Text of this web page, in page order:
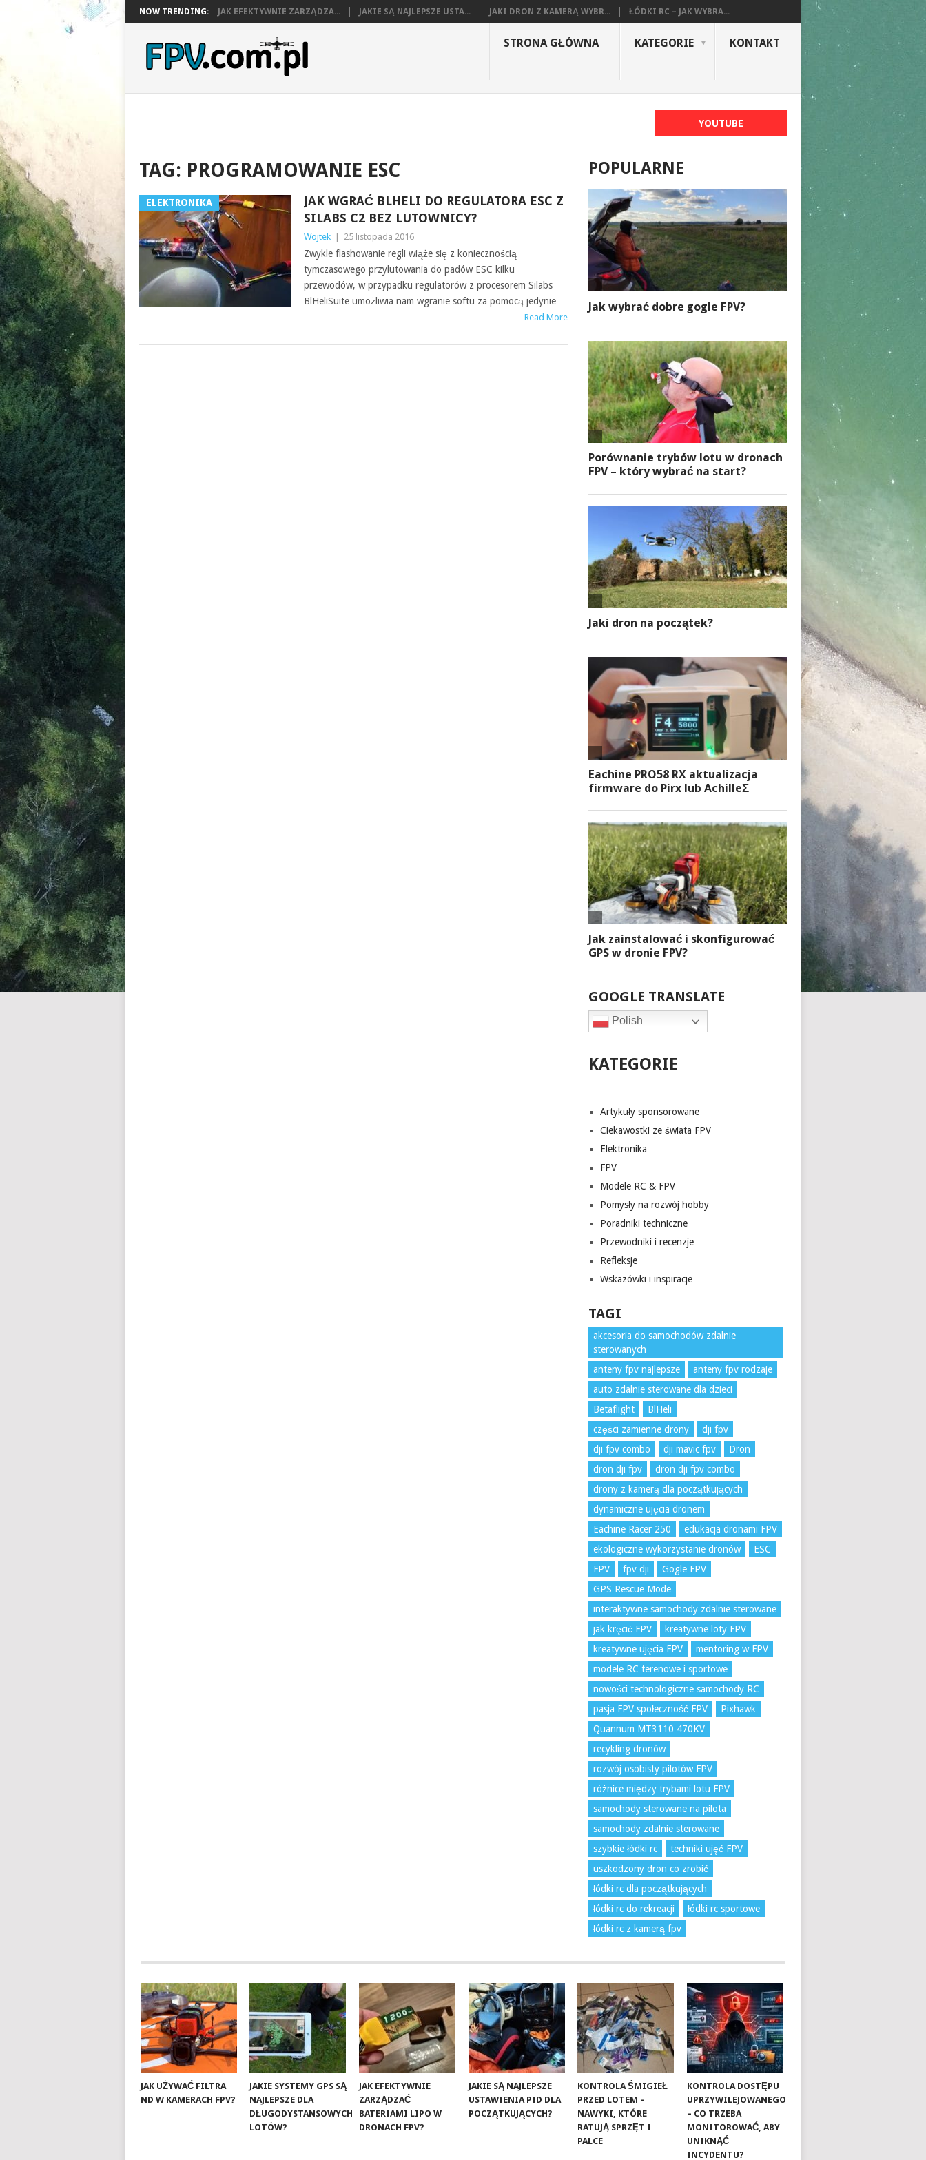
NOW TRENDING: JAK EFEKTYWNIE ZARZĄDZA... JAKIE SĄ NAJLEPSZE USTA... JAKI DRON Z KAMERĄ WYBR... ŁÓDKI RC – JAK WYBRA...
STRONA GŁÓWNA KATEGORIE KONTAKT
YOUTUBE
TAG: PROGRAMOWANIE ESC
ELEKTRONIKA
JAK WGRAĆ BLHELI DO REGULATORA ESC Z
SILABS C2 BEZ LUTOWNICY?
Wojtek 25 listopada 2016
Zwykle flashowanie regli wiąże się z koniecznością
tymczasowego przylutowania do padów ESC kilku
przewodów, w przypadku regulatorów z procesorem Silabs
BlHeliSuite umożliwia nam wgranie softu za pomocą jedynie
Read More
POPULARNE
GOOGLE TRANSLATE
Polish
KATEGORIE
Artykuły sponsorowane
Ciekawostki ze świata FPV
Elektronika
FPV
Modele RC & FPV
Pomysły na rozwój hobby
Poradniki techniczne
Przewodniki i recenzje
Refleksje
Wskazówki i inspiracje
TAGI
akcesoria do samochodów zdalnie
sterowanych
anteny fpv najlepsze
anteny fpv rodzaje
auto zdalnie sterowane dla dzieci
Betaflight
BlHeli
części zamienne drony
dji fpv
dji fpv combo
dji mavic fpv
Dron
dron dji fpv
dron dji fpv combo
drony z kamerą dla początkujących
dynamiczne ujęcia dronem
Eachine Racer 250
edukacja dronami FPV
ekologiczne wykorzystanie dronów
ESC
FPV
fpv dji
Gogle FPV
GPS Rescue Mode
interaktywne samochody zdalnie sterowane
jak kręcić FPV
kreatywne loty FPV
kreatywne ujęcia FPV
mentoring w FPV
modele RC terenowe i sportowe
nowości technologiczne samochody RC
pasja FPV społeczność FPV
Pixhawk
Quannum MT3110 470KV
recykling dronów
rozwój osobisty pilotów FPV
różnice między trybami lotu FPV
samochody sterowane na pilota
samochody zdalnie sterowane
szybkie łódki rc
techniki ujęć FPV
uszkodzony dron co zrobić
łódki rc dla początkujących
łódki rc do rekreacji
łódki rc sportowe
łódki rc z kamerą fpv
JAK UŻYWAĆ FILTRA
ND W KAMERACH FPV?
JAKIE SYSTEMY GPS SĄ
NAJLEPSZE DLA
DŁUGODYSTANSOWYCH
LOTÓW?
JAK EFEKTYWNIE
ZARZĄDZAĆ
BATERIAMI LIPO W
DRONACH FPV?
JAKIE SĄ NAJLEPSZE
USTAWIENIA PID DLA
POCZĄTKUJĄCYCH?
KONTROLA ŚMIGIEŁ
PRZED LOTEM –
NAWYKI, KTÓRE
RATUJĄ SPRZĘT I
PALCE
KONTROLA DOSTĘPU
UPRZYWILEJOWANEGO
– CO TRZEBA
MONITOROWAĆ, ABY
UNIKNĄĆ
INCYDENTU?